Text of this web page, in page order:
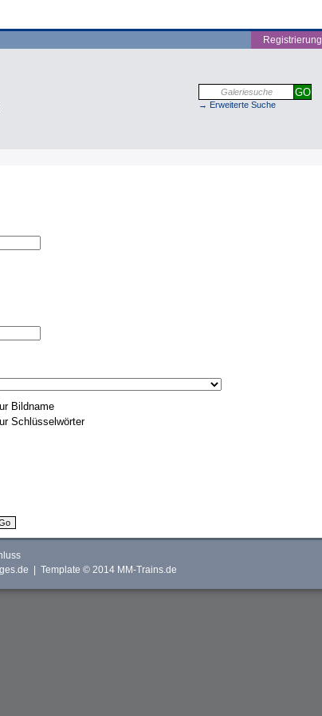
Registrierung
→ Erweiterte Suche
Bildname
Schlüsselwörter
| Template © 2014 MM-Trains.de